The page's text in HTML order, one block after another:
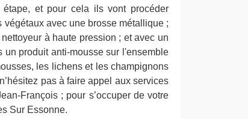
et pour cela ils vont procéder
végétaux avec une brosse métallique ;
à haute pression ; et avec un
un produit anti-mousse sur l'ensemble
les lichens et les champignons
pas à faire appel aux services
François ; pour s’occuper de votre
Sur Essonne.